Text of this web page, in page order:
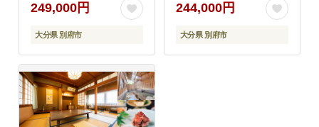
249,000円
大分県 別府市
244,000円
大分県 別府市